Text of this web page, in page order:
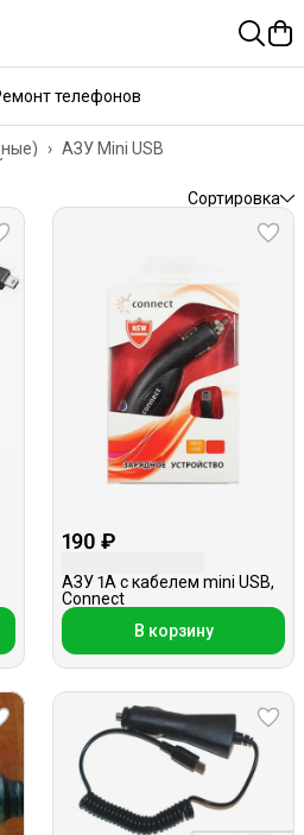
телефонов
АЗУ Mini USB
›
Сортировка
190 ₽
АЗУ 1A с кабелем mini USB,
Connect
В корзину